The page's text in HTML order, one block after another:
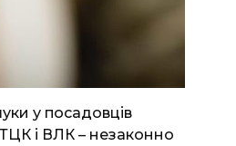
у посадовців
і ВЛК – незаконно